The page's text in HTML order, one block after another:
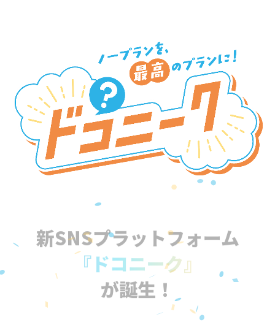
新SNSプラットフォーム
『ドコニーク』
が誕生！